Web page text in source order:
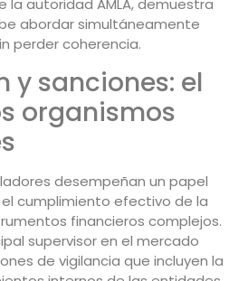
la autoridad AMLA, demuestra
abordar simultáneamente
perder coherencia.
y sanciones: el
organismos
desempeñan un papel
cumplimiento efectivo de la
financieros complejos.
supervisor en el mercado
de vigilancia que incluyen la